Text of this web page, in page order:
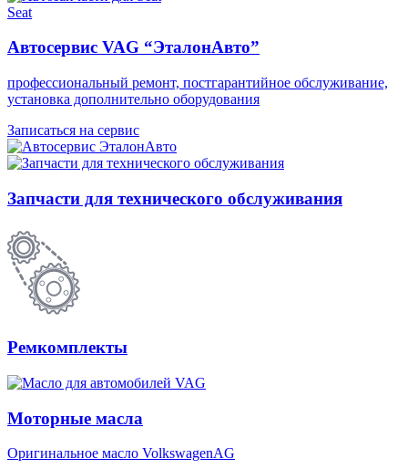
Seat
Автосервис VAG “ЭталонАвто”
профессиональный ремонт, постгарантийное обслуживание,
установка дополнительно оборудования
Записаться на сервис
Запчасти для технического обслуживания
Ремкомплекты
Моторные масла
Оригинальное масло VolkswagenAG